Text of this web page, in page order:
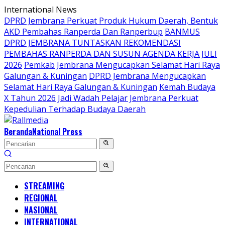
Langsung
ke
konten
International News
DPRD Jembrana Perkuat Produk Hukum Daerah, Bentuk
AKD Pembahas Ranperda Dan Ranperbup BANMUS
DPRD JEMBRANA TUNTASKAN REKOMENDASI
PEMBAHAS RANPERDA DAN SUSUN AGENDA KERJA JULI
2026 Pemkab Jembrana Mengucapkan Selamat Hari Raya
Galungan & Kuningan DPRD Jembrana Mengucapkan
Selamat Hari Raya Galungan & Kuningan Kemah Budaya
X Tahun 2026 Jadi Wadah Pelajar Jembrana Perkuat
Kepedulian Terhadap Budaya Daerah
BerandaNational Press
STREAMING
REGIONAL
NASIONAL
INTERNATIONAL